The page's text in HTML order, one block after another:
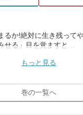
るか!絶対に生き残って
せる」目を覚ますと…
もっと見る
巻の一覧へ